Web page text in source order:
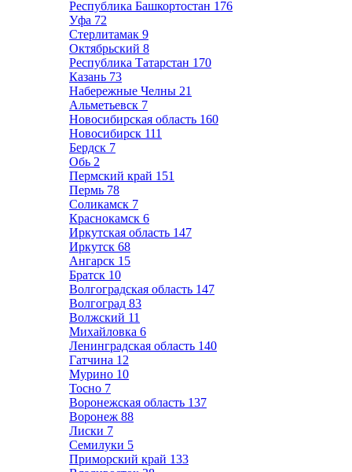
Республика Башкортостан 176
Уфа 72
Стерлитамак 9
Октябрьский 8
Республика Татарстан 170
Казань 73
Набережные Челны 21
Альметьевск 7
Новосибирская область 160
Новосибирск 111
Бердск 7
Обь 2
Пермский край 151
Пермь 78
Соликамск 7
Краснокамск 6
Иркутская область 147
Иркутск 68
Ангарск 15
Братск 10
Волгоградская область 147
Волгоград 83
Волжский 11
Михайловка 6
Ленинградская область 140
Гатчина 12
Мурино 10
Тосно 7
Воронежская область 137
Воронеж 88
Лиски 7
Семилуки 5
Приморский край 133